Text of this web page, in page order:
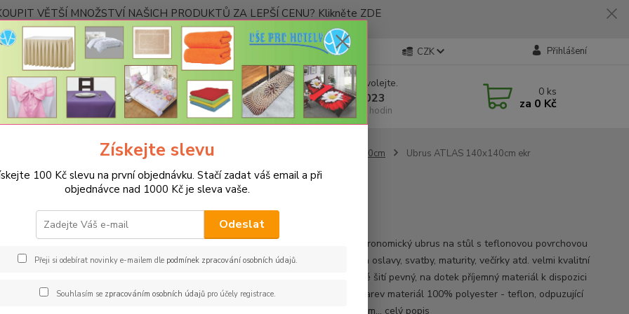
VĚTŠÍ MNOŽSTVÍ NAŠICH PRODUKTŮ ZA LEPŠÍ CENU? Klikněte ZDE
Kontakty CZK Přihlášení
Hledat
Nevíte si rady? Zavolejte.
+420 773 794 023
Pondělí-pátek 9-16 hodin
0 ks
za 0 Kč
Luxusní ubrusy Atlas-Rodos s vodoodpudivou úpravou Rozměr 140x140cm Ubrus ATLAS 140x140cm ekr
ATLAS 140x140cm ekr
Hladký, lesklý gastronomický ubrus na stůl s teflonovou povrchovou
úpravou vhodný na oslavy, svatby, maturity, večírky atd. velmi kvalitní
zpracování strojové šití pevný, na dotek příjemný materiál k dispozici
mnoho krásných barev materiál 100% polyester - teflon, odpuzující
rozlité tekutiny gram... celý popis
Získejte slevu
100 Kč slevu na první objednávku. Stačí zadat váš email a při
objednávce nad 1000 Kč je sleva vaše.
Odeslat
Přeji si odebírat novinky e-mailem dle podmínek zpracování osobních údajů.
Souhlasím se zpracováním osobních údajůpro účely registrace.